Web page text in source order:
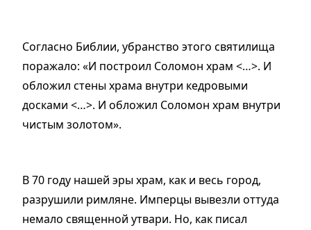
Согласно Библии, убранство этого святилища
поражало: «И построил Соломон храм <…>. И
обложил стены храма внутри кедровыми
досками <…>. И обложил Соломон храм внутри
чистым золотом».
В 70 году нашей эры храм, как и весь город,
разрушили римляне. Имперцы вывезли оттуда
немало священной утвари. Но, как писал